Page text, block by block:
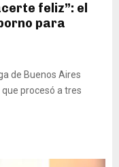
feliz”: el
para
de Buenos Aires
procesó a tres